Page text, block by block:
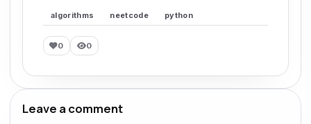
algorithms neetcode python
0 0
Leave a comment